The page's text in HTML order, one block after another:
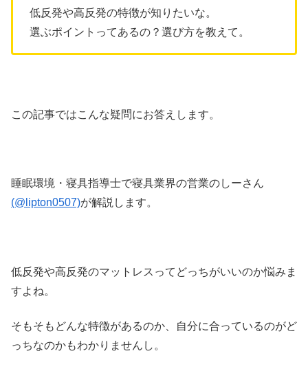
低反発や高反発の特徴が知りたいな。
選ぶポイントってあるの？選び方を教えて。
この記事ではこんな疑問にお答えします。
睡眠環境・寝具指導士で寝具業界の営業のしーさん
(@lipton0507)が解説します。
低反発や高反発のマットレスってどっちがいいのか悩みま
すよね。
そもそもどんな特徴があるのか、自分に合っているのがど
っちなのかもわかりませんし。